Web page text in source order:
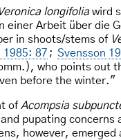
Veronica longifoliawird
einer Arbeit über die
in shoots/stems of
1985: 87 ; Svensson
who points out
before the winter."
ofAcompsia
pupating concerns
however, emerged